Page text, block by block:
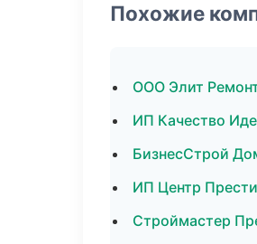
Похожие
ООО Элит
ИП Качество
БизнесСтрой
ИП Центр
Строймастер